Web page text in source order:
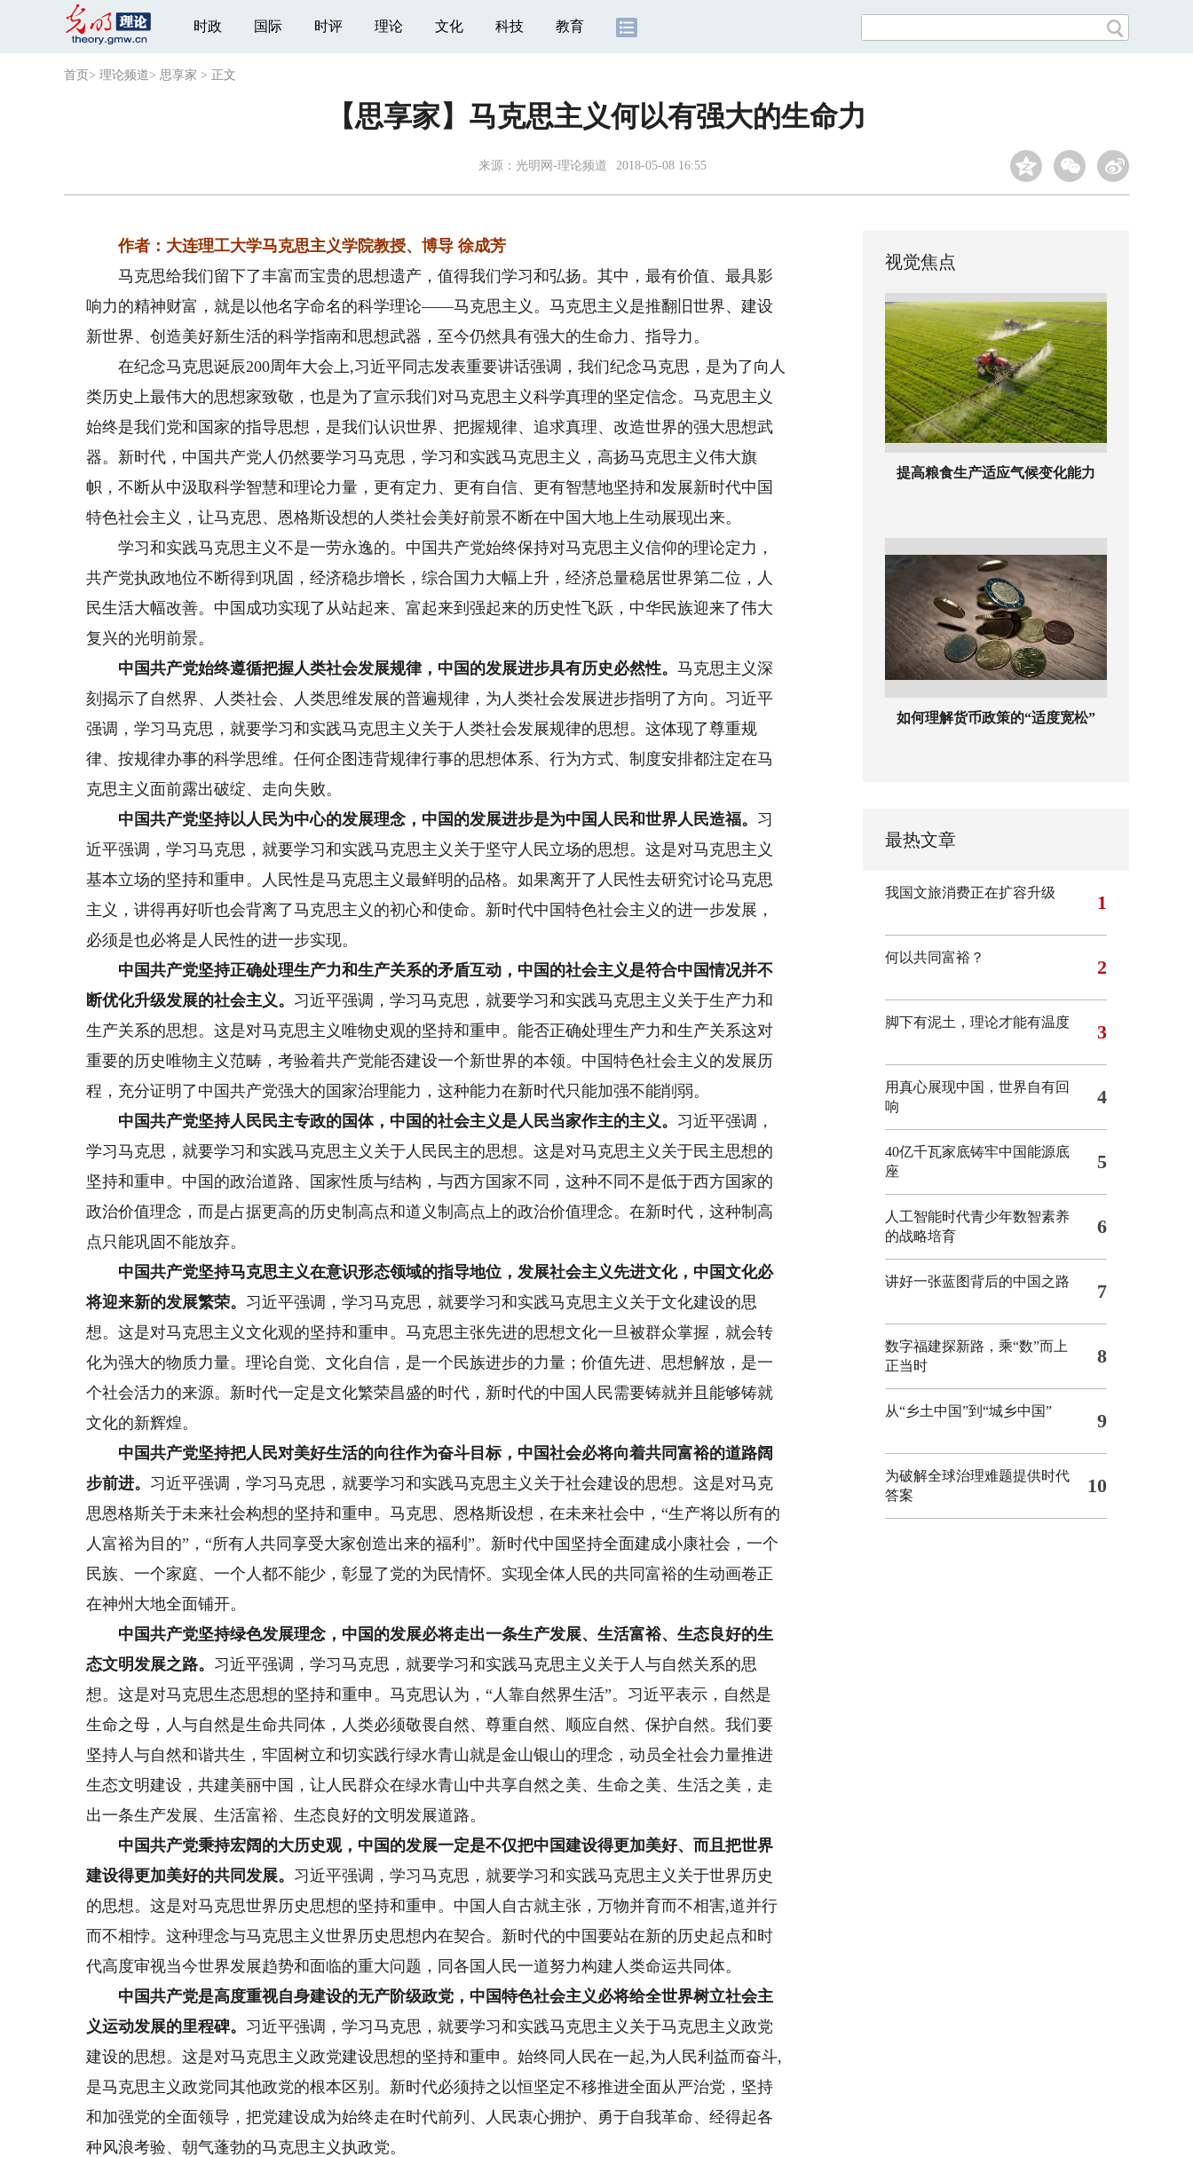
时政 国际 时评 理论 文化 科技 教育
首页 > 理论频道> 思享家 > 正文
【思享家】马克思主义何以有强大的生命力
来源： 光明网-理论频道 2018-05-08 16:55
作者：大连理工大学马克思主义学院教授、博导 徐成芳
马克思给我们留下了丰富而宝贵的思想遗产，值得我们学习和弘扬。其中，最有价值、最具影
响力的精神财富，就是以他名字命名的科学理论——马克思主义。马克思主义是推翻旧世界、建设
新世界、创造美好新生活的科学指南和思想武器，至今仍然具有强大的生命力、指导力。
在纪念马克思诞辰200周年大会上,习近平同志发表重要讲话强调，我们纪念马克思，是为了向人
类历史上最伟大的思想家致敬，也是为了宣示我们对马克思主义科学真理的坚定信念。马克思主义
始终是我们党和国家的指导思想，是我们认识世界、把握规律、追求真理、改造世界的强大思想武
器。新时代，中国共产党人仍然要学习马克思，学习和实践马克思主义，高扬马克思主义伟大旗
帜，不断从中汲取科学智慧和理论力量，更有定力、更有自信、更有智慧地坚持和发展新时代中国
特色社会主义，让马克思、恩格斯设想的人类社会美好前景不断在中国大地上生动展现出来。
学习和实践马克思主义不是一劳永逸的。中国共产党始终保持对马克思主义信仰的理论定力，
共产党执政地位不断得到巩固，经济稳步增长，综合国力大幅上升，经济总量稳居世界第二位，人
民生活大幅改善。中国成功实现了从站起来、富起来到强起来的历史性飞跃，中华民族迎来了伟大
复兴的光明前景。
中国共产党始终遵循把握人类社会发展规律，中国的发展进步具有历史必然性。马克思主义深
刻揭示了自然界、人类社会、人类思维发展的普遍规律，为人类社会发展进步指明了方向。习近平
强调，学习马克思，就要学习和实践马克思主义关于人类社会发展规律的思想。这体现了尊重规
律、按规律办事的科学思维。任何企图违背规律行事的思想体系、行为方式、制度安排都注定在马
克思主义面前露出破绽、走向失败。
中国共产党坚持以人民为中心的发展理念，中国的发展进步是为中国人民和世界人民造福。 习
近平强调，学习马克思，就要学习和实践马克思主义关于坚守人民立场的思想。这是对马克思主义
基本立场的坚持和重申。人民性是马克思主义最鲜明的品格。如果离开了人民性去研究讨论马克思
主义，讲得再好听也会背离了马克思主义的初心和使命。新时代中国特色社会主义的进一步发展，
必须是也必将是人民性的进一步实现。
中国共产党坚持正确处理生产力和生产关系的矛盾互动，中国的社会主义是符合中国情况并不
断优化升级发展的社会主义。 习近平强调，学习马克思，就要学习和实践马克思主义关于生产力和
生产关系的思想。这是对马克思主义唯物史观的坚持和重申。能否正确处理生产力和生产关系这对
重要的历史唯物主义范畴，考验着共产党能否建设一个新世界的本领。中国特色社会主义的发展历
程，充分证明了中国共产党强大的国家治理能力，这种能力在新时代只能加强不能削弱。
中国共产党坚持人民民主专政的国体，中国的社会主义是人民当家作主的主义。 习近平强调，
学习马克思，就要学习和实践马克思主义关于人民民主的思想。这是对马克思主义关于民主思想的
坚持和重申。中国的政治道路、国家性质与结构，与西方国家不同，这种不同不是低于西方国家的
政治价值理念，而是占据更高的历史制高点和道义制高点上的政治价值理念。在新时代，这种制高
点只能巩固不能放弃。
中国共产党坚持马克思主义在意识形态领域的指导地位，发展社会主义先进文化，中国文化必
将迎来新的发展繁荣。 习近平强调，学习马克思，就要学习和实践马克思主义关于文化建设的思
想。这是对马克思主义文化观的坚持和重申。马克思主张先进的思想文化一旦被群众掌握，就会转
化为强大的物质力量。理论自觉、文化自信，是一个民族进步的力量；价值先进、思想解放，是一
个社会活力的来源。新时代一定是文化繁荣昌盛的时代，新时代的中国人民需要铸就并且能够铸就
文化的新辉煌。
中国共产党坚持把人民对美好生活的向往作为奋斗目标，中国社会必将向着共同富裕的道路阔
步前进。 习近平强调，学习马克思，就要学习和实践马克思主义关于社会建设的思想。这是对马克
思恩格斯关于未来社会构想的坚持和重申。马克思、恩格斯设想，在未来社会中，“生产将以所有的
人富裕为目的”，“所有人共同享受大家创造出来的福利”。新时代中国坚持全面建成小康社会，一个
民族、一个家庭、一个人都不能少，彰显了党的为民情怀。实现全体人民的共同富裕的生动画卷正
在神州大地全面铺开。
中国共产党坚持绿色发展理念，中国的发展必将走出一条生产发展、生活富裕、生态良好的生
态文明发展之路。 习近平强调，学习马克思，就要学习和实践马克思主义关于人与自然关系的思
想。这是对马克思生态思想的坚持和重申。马克思认为，“人靠自然界生活”。习近平表示，自然是
生命之母，人与自然是生命共同体，人类必须敬畏自然、尊重自然、顺应自然、保护自然。我们要
坚持人与自然和谐共生，牢固树立和切实践行绿水青山就是金山银山的理念，动员全社会力量推进
生态文明建设，共建美丽中国，让人民群众在绿水青山中共享自然之美、生命之美、生活之美，走
出一条生产发展、生活富裕、生态良好的文明发展道路。
中国共产党秉持宏阔的大历史观，中国的发展一定是不仅把中国建设得更加美好、而且把世界
建设得更加美好的共同发展。 习近平强调，学习马克思，就要学习和实践马克思主义关于世界历史
的思想。这是对马克思世界历史思想的坚持和重申。中国人自古就主张，万物并育而不相害,道并行
而不相悖。这种理念与马克思主义世界历史思想内在契合。新时代的中国要站在新的历史起点和时
代高度审视当今世界发展趋势和面临的重大问题，同各国人民一道努力构建人类命运共同体。
中国共产党是高度重视自身建设的无产阶级政党，中国特色社会主义必将给全世界树立社会主
义运动发展的里程碑。 习近平强调，学习马克思，就要学习和实践马克思主义关于马克思主义政党
建设的思想。这是对马克思主义政党建设思想的坚持和重申。始终同人民在一起,为人民利益而奋斗,
是马克思主义政党同其他政党的根本区别。新时代必须持之以恒坚定不移推进全面从严治党，坚持
和加强党的全面领导，把党建设成为始终走在时代前列、人民衷心拥护、勇于自我革命、经得起各
种风浪考验、朝气蓬勃的马克思主义执政党。
视觉焦点
提高粮食生产适应气候变化能力
如何理解货币政策的“适度宽松”
最热文章
我国文旅消费正在扩容升级 1
何以共同富裕？ 2
脚下有泥土，理论才能有温度 3
用真心展现中国，世界自有回
响
4
40亿千瓦家底铸牢中国能源底
座
5
人工智能时代青少年数智素养
的战略培育
6
讲好一张蓝图背后的中国之路 7
数字福建探新路，乘“数”而上
正当时
8
从“乡土中国”到“城乡中国” 9
为破解全球治理难题提供时代
答案
10